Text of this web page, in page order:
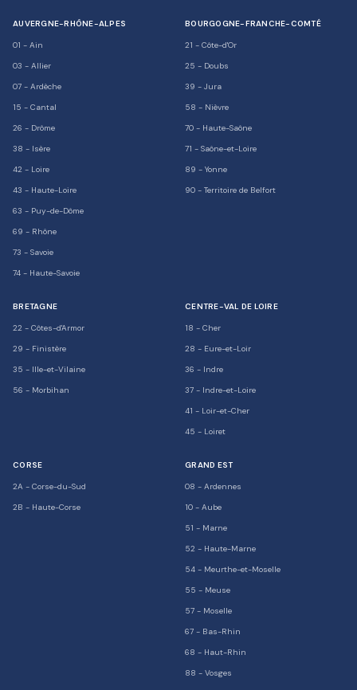
AUVERGNE-RHÔNE-ALPES
01 - Ain
03 - Allier
07 - Ardèche
15 - Cantal
26 - Drôme
38 - Isère
42 - Loire
43 - Haute-Loire
63 - Puy-de-Dôme
69 - Rhône
73 - Savoie
74 - Haute-Savoie
BOURGOGNE-FRANCHE-COMTÉ
21 - Côte-d'Or
25 - Doubs
39 - Jura
58 - Nièvre
70 - Haute-Saône
71 - Saône-et-Loire
89 - Yonne
90 - Territoire de Belfort
BRETAGNE
22 - Côtes-d'Armor
29 - Finistère
35 - Ille-et-Vilaine
56 - Morbihan
CENTRE-VAL DE LOIRE
18 - Cher
28 - Eure-et-Loir
36 - Indre
37 - Indre-et-Loire
41 - Loir-et-Cher
45 - Loiret
CORSE
2A - Corse-du-Sud
2B - Haute-Corse
GRAND EST
08 - Ardennes
10 - Aube
51 - Marne
52 - Haute-Marne
54 - Meurthe-et-Moselle
55 - Meuse
57 - Moselle
67 - Bas-Rhin
68 - Haut-Rhin
88 - Vosges